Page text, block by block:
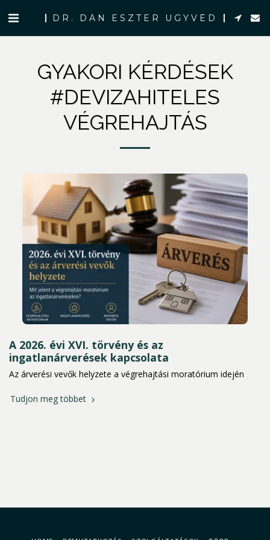
DR. DÁN ESZTER ÜGYVÉD
GYAKORI KÉRDÉSEK
#DEVIZAHITELES
VÉGREHAJTÁS
A 2026. évi XVI. törvény és az
ingatlanárverések kapcsolata
Az árverési vevők helyzete a végrehajtási moratórium idején
Tudjon meg többet